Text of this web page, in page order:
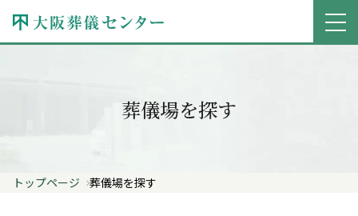
葬儀場を探す
トップページ 葬儀場を探す